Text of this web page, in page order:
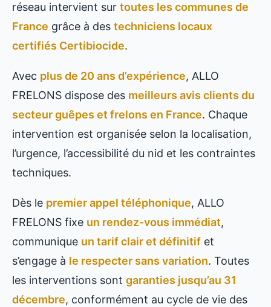
réseau intervient sur toutes les communes de
France grâce à des techniciens locaux
certifiés Certibiocide.
Avec plus de 20 ans d’expérience, ALLO
FRELONS dispose des meilleurs avis clients du
secteur guêpes et frelons en France. Chaque
intervention est organisée selon la localisation,
l’urgence, l’accessibilité du nid et les contraintes
techniques.
Dès le premier appel téléphonique, ALLO
FRELONS fixe un rendez-vous immédiat,
communique un tarif clair et définitif et
s’engage à le respecter sans variation. Toutes
les interventions sont garanties jusqu’au 31
décembre, conformément au cycle de vie des